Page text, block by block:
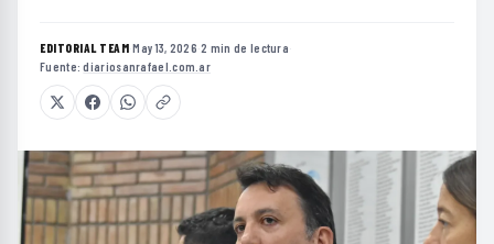
EDITORIAL TEAM·May 13, 2026·2 min de lectura·
Fuente:diariosanrafael.com.ar